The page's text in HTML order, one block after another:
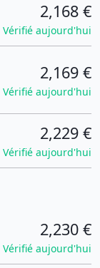
2,168 €
Vérifié aujourd'hui
2,169 €
Vérifié aujourd'hui
2,229 €
Vérifié aujourd'hui
2,230 €
Vérifié aujourd'hui